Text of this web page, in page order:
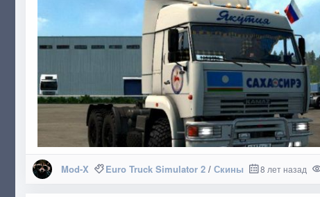
Mod-X Euro Truck Simulator 2/ Скины 8 лет назад